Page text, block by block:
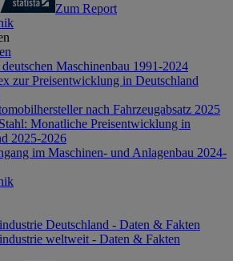
Zum Report
Maschinenbau 1991-2024
zur Preisentwicklung in Deutschland
nach Fahrzeugabsatz 2025
Monatliche Preisentwicklung in
2025-2026
im Maschinen- und Anlagenbau 2024-
Deutschland - Daten & Fakten
weltweit - Daten & Fakten